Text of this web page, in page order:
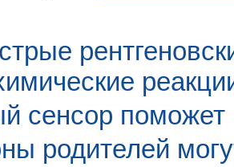
сенсор
родителей